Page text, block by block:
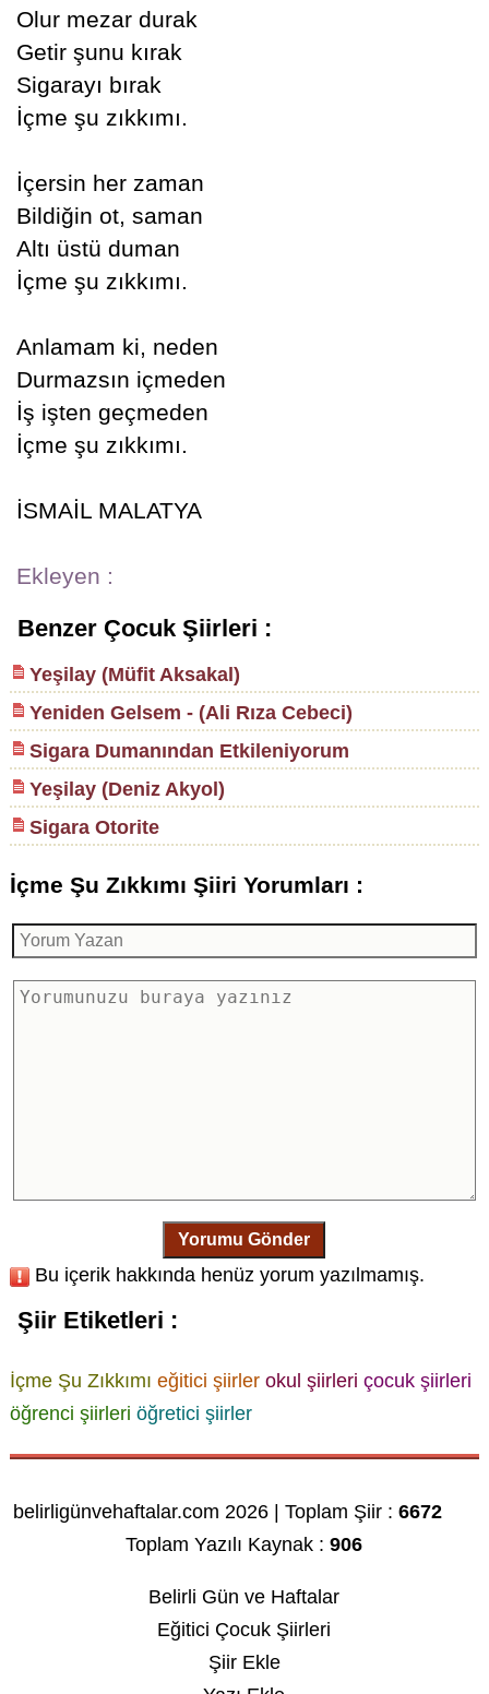
Olur mezar durak
Getir şunu kırak
Sigarayı bırak
İçme şu zıkkımı.
İçersin her zaman
Bildiğin ot, saman
Altı üstü duman
İçme şu zıkkımı.
Anlamam ki, neden
Durmazsın içmeden
İş işten geçmeden
İçme şu zıkkımı.
İSMAİL MALATYA
Ekleyen :
Benzer Çocuk Şiirleri :
Yeşilay (Müfit Aksakal)
Yeniden Gelsem - (Ali Rıza Cebeci)
Sigara Dumanından Etkileniyorum
Yeşilay (Deniz Akyol)
Sigara Otorite
İçme Şu Zıkkımı Şiiri Yorumları :
Yorumu Gönder
Bu içerik hakkında henüz yorum yazılmamış.
Şiir Etiketleri :
İçme Şu Zıkkımı eğitici şiirler okul şiirleri çocuk şiirleri
öğrenci şiirleri öğretici şiirler
belirligünvehaftalar.com 2026 | Toplam Şiir :6672
Toplam Yazılı Kaynak :906
Belirli Gün ve Haftalar
Eğitici Çocuk Şiirleri
Şiir Ekle